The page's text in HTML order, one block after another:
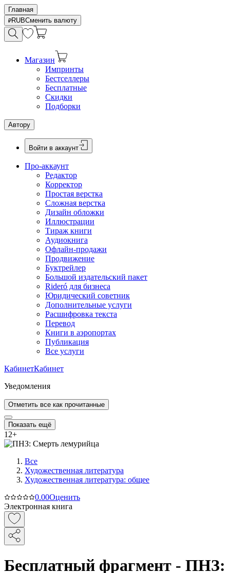
Главная
RUBСменить валюту
Магазин
Импринты
Бестселлеры
Бесплатные
Скидки
Подборки
Автору
Войти в аккаунт
Про-аккаунт
Редактор
Корректор
Простая верстка
Сложная верстка
Дизайн обложки
Иллюстрации
Тираж книги
Аудиокнига
Офлайн-продажи
Продвижение
Буктрейлер
Большой издательский пакет
Rideró для бизнеса
Юридический советник
Дополнительные услуги
Расшифровка текста
Перевод
Книги в аэропортах
Публикация
Все услуги
КабинетКабинет
Уведомления
Отметить все как прочитанные
Показать ещё
12+
Все
Художественная литература
Художественная литература: общее
0.00Оценить
Электронная книга
Бесплатный фрагмент - ПНЗ: